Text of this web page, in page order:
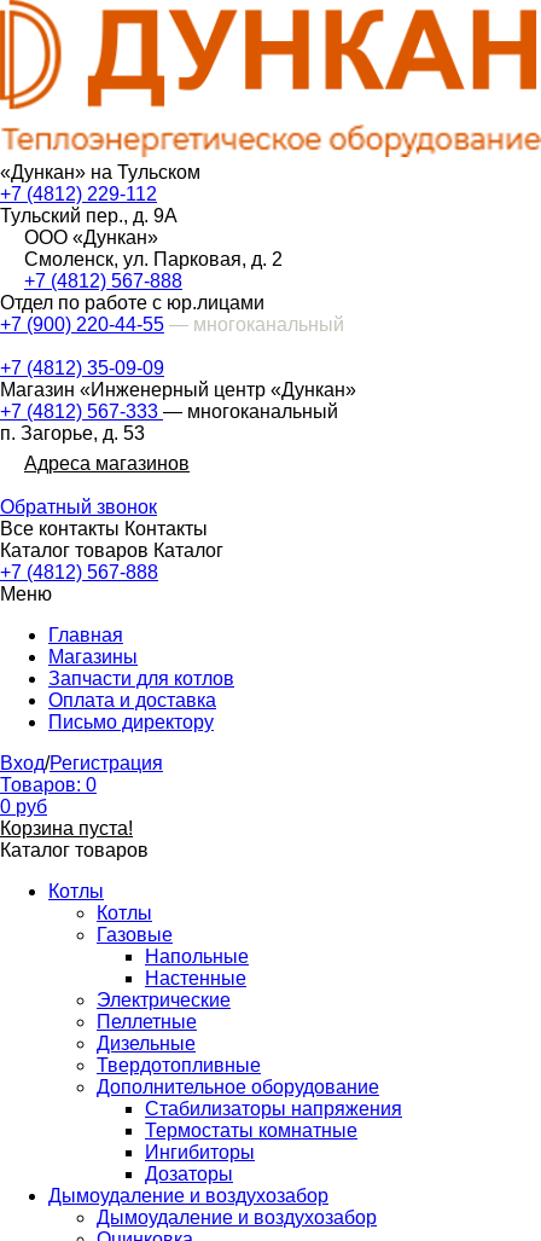
«Дункан» на Тульском
+7 (4812) 229-112
Тульский пер., д. 9А
ООО «Дункан»
Смоленск, ул. Парковая, д. 2
+7 (4812) 567-888
Отдел по работе с юр.лицами
+7 (900) 220-44-55 — многоканальный
+7 (4812) 35-09-09
Магазин «Инженерный центр «Дункан»
+7 (4812) 567-333 — многоканальный
п. Загорье, д. 53
Адреса магазинов
Обратный звонок
Все контакты Контакты
Каталог товаров Каталог
+7 (4812) 567-888
Меню
Главная
Магазины
Запчасти для котлов
Оплата и доставка
Письмо директору
Вход/Регистрация
Товаров: 0
0 руб
Корзина пуста!
Каталог товаров
Котлы
Котлы
Газовые
Напольные
Настенные
Электрические
Пеллетные
Дизельные
Твердотопливные
Дополнительное оборудование
Стабилизаторы напряжения
Термостаты комнатные
Ингибиторы
Дозаторы
Дымоудаление и воздухозабор
Дымоудаление и воздухозабор